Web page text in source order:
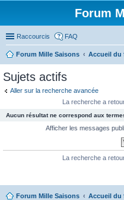
Forum
Raccourcis FAQ
Forum Mille Saisons
Accueil du
Sujets actifs
Aller sur la recherche avancée
La recherche a
Aucun résultat ne correspond aux
Afficher les messages
La recherche a
Forum Mille Saisons Accueil du